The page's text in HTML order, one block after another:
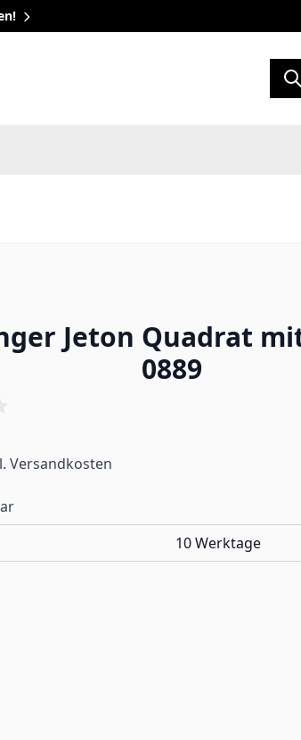
Jeton Quadrat
0889
Versandkosten
10 Werktage